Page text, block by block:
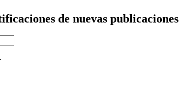
de nuevas publicaciones